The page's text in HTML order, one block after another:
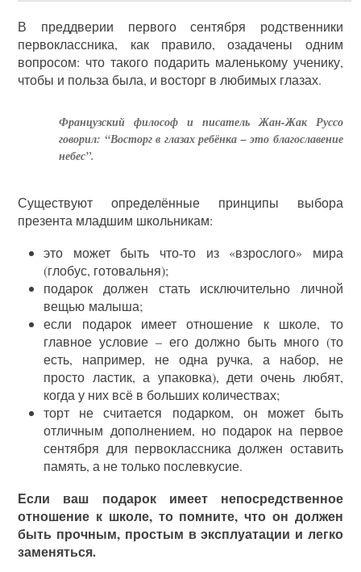
В преддверии первого сентября родственники
первоклассника, как правило, озадачены одним
вопросом: что такого подарить маленькому ученику,
чтобы и польза была, и восторг в любимых глазах.
Французский философ и писатель Жан-Жак Руссо
говорил: “Восторг в глазах ребёнка – это благославение
небес”.
Существуют определённые принципы выбора
презента младшим школьникам:
это может быть что-то из «взрослого» мира
(глобус, готовальня);
подарок должен стать исключительно личной
вещью малыша;
если подарок имеет отношение к школе, то
главное условие – его должно быть много (то
есть, например, не одна ручка, а набор, не
просто ластик, а упаковка), дети очень любят,
когда у них всё в больших количествах;
торт не считается подарком, он может быть
отличным дополнением, но подарок на первое
сентября для первоклассника должен оставить
память, а не только послевкусие.
Если ваш подарок имеет непосредственное
отношение к школе, то помните, что он должен
быть прочным, простым в эксплуатации и легко
заменяться.